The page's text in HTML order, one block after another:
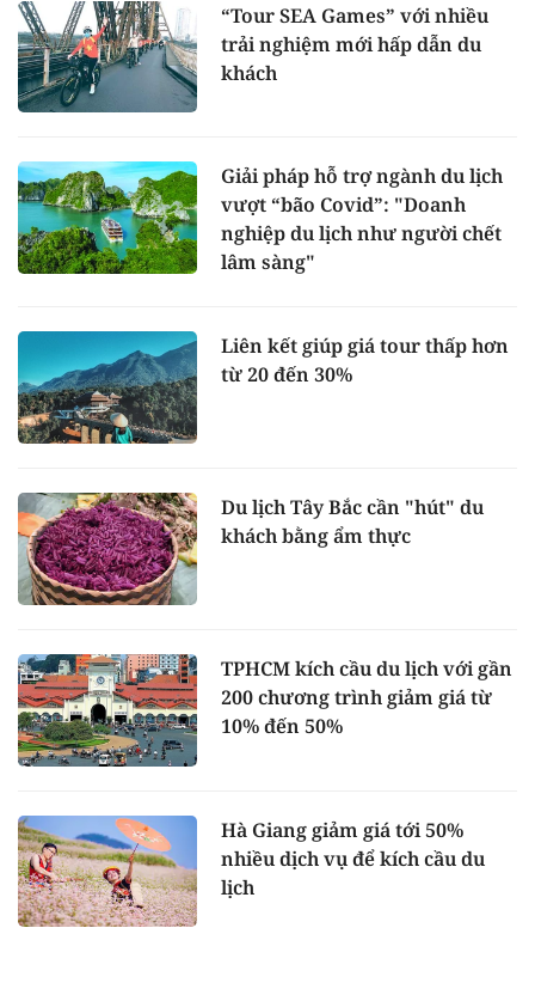
“Tour SEA Games” với nhiều
trải nghiệm mới hấp dẫn du
khách
Giải pháp hỗ trợ ngành du lịch
vượt “bão Covid”: "Doanh
nghiệp du lịch như người chết
lâm sàng"
Liên kết giúp giá tour thấp hơn
từ 20 đến 30%
Du lịch Tây Bắc cần "hút" du
khách bằng ẩm thực
TPHCM kích cầu du lịch với gần
200 chương trình giảm giá từ
10% đến 50%
Hà Giang giảm giá tới 50%
nhiều dịch vụ để kích cầu du
lịch